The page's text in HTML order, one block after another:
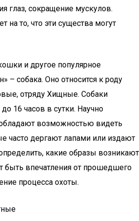
глаз, сокращение мускулов.
на то, что эти существа могут
и другое популярное
– собака. Оно относится к роду
отряду Хищные. Собаки
16 часов в сутки. Научно
возможностью видеть
часто дергают лапами или издают
какие образы возникают
быть впечатления от прошедшего
процесса охоты.